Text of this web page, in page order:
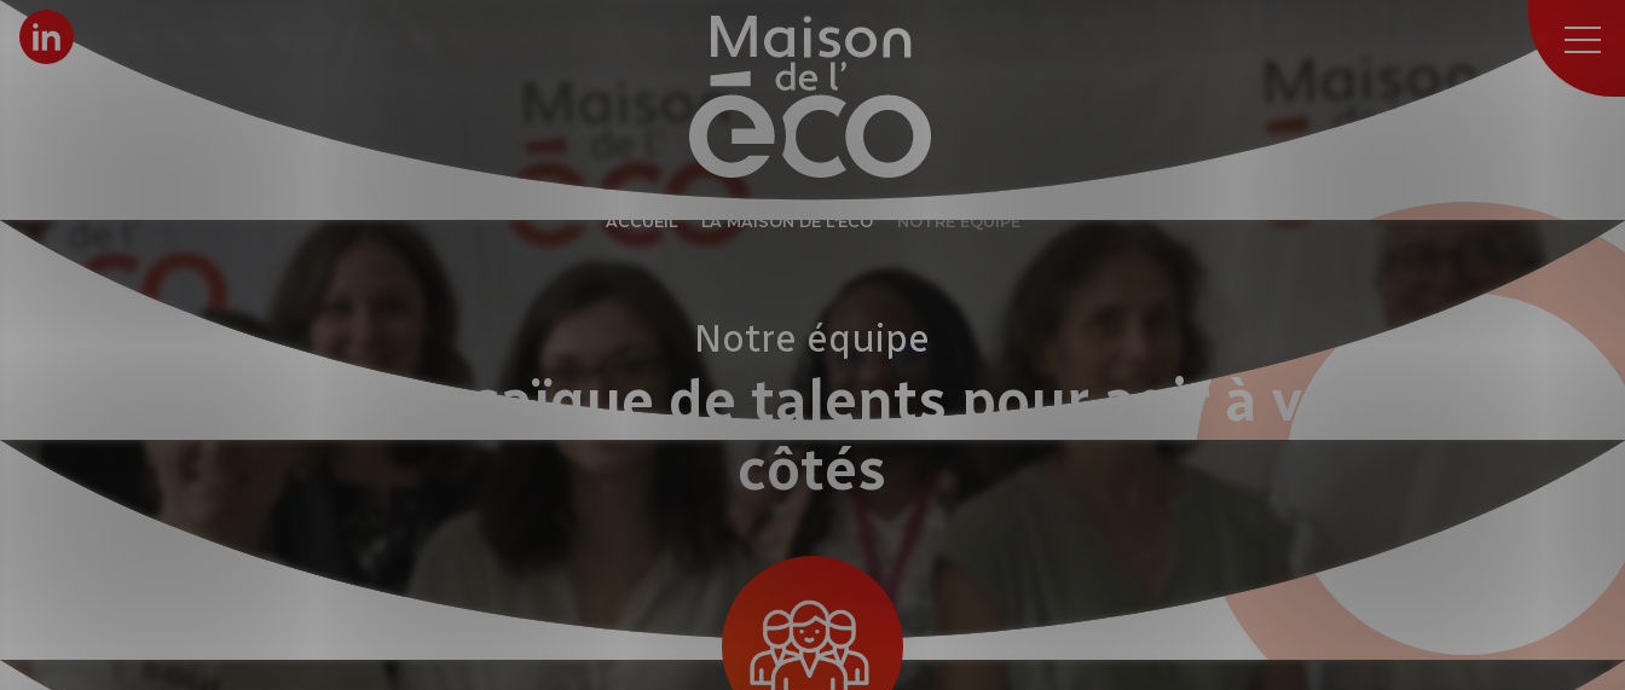
ACCUEIL LA MAISON DE L'ÉCO NOTRE ÉQUIPE
Notre équipe
Une mosaïque de talents pour agir à vos
côtés